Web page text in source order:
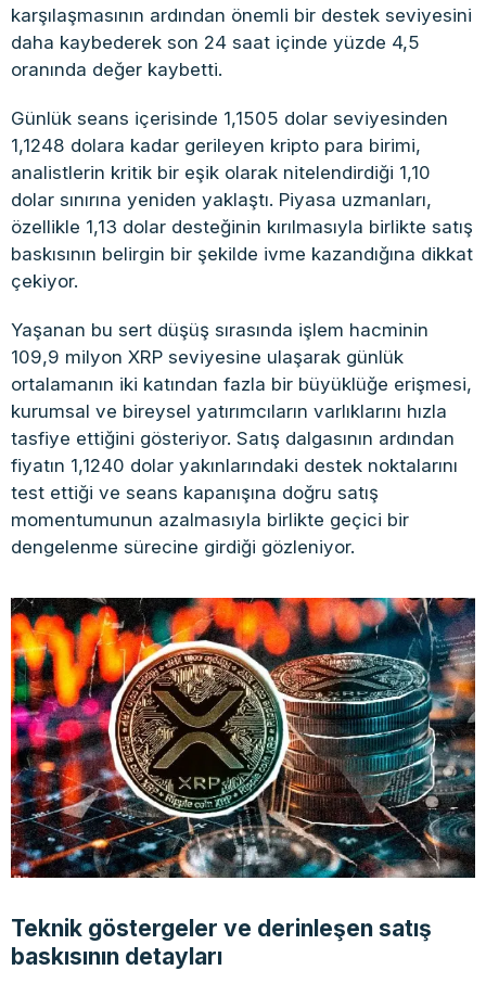
karşılaşmasının ardından önemli bir destek seviyesini
daha kaybederek son 24 saat içinde yüzde 4,5
oranında değer kaybetti.
Günlük seans içerisinde 1,1505 dolar seviyesinden
1,1248 dolara kadar gerileyen kripto para birimi,
analistlerin kritik bir eşik olarak nitelendirdiği 1,10
dolar sınırına yeniden yaklaştı. Piyasa uzmanları,
özellikle 1,13 dolar desteğinin kırılmasıyla birlikte satış
baskısının belirgin bir şekilde ivme kazandığına dikkat
çekiyor.
Yaşanan bu sert düşüş sırasında işlem hacminin
109,9 milyon XRP seviyesine ulaşarak günlük
ortalamanın iki katından fazla bir büyüklüğe erişmesi,
kurumsal ve bireysel yatırımcıların varlıklarını hızla
tasfiye ettiğini gösteriyor. Satış dalgasının ardından
fiyatın 1,1240 dolar yakınlarındaki destek noktalarını
test ettiği ve seans kapanışına doğru satış
momentumunun azalmasıyla birlikte geçici bir
dengelenme sürecine girdiği gözleniyor.
Teknik göstergeler ve derinleşen satış
baskısının detayları